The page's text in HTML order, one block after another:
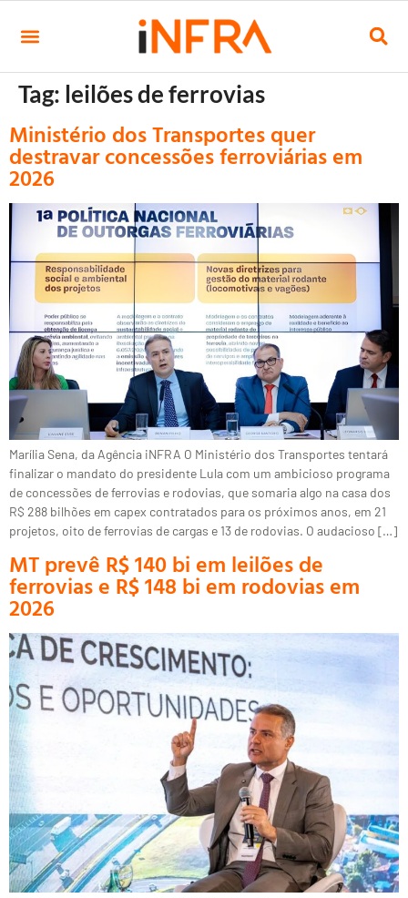
Tag: leilões de ferrovias
Ministério dos Transportes quer
destravar concessões ferroviárias em
2026
Marília Sena, da Agência iNFRA O Ministério dos Transportes tentará
finalizar o mandato do presidente Lula com um ambicioso programa
de concessões de ferrovias e rodovias, que somaria algo na casa dos
R$ 288 bilhões em capex contratados para os próximos anos, em 21
projetos, oito de ferrovias de cargas e 13 de rodovias. O audacioso […]
MT prevê R$ 140 bi em leilões de
ferrovias e R$ 148 bi em rodovias em
2026